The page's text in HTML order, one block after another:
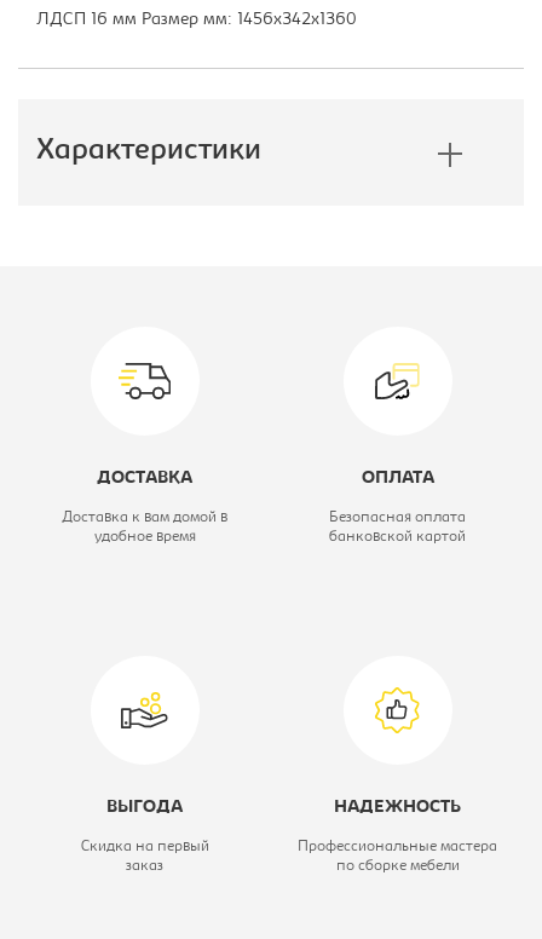
ЛДСП 16 мм Размер мм: 1456х342х1360
Характеристики
Высота, мм: 1360
желтый/
с нишей, фасады
закругленные
ДОСТАВКА
Доставка к вам домой в
удобное время
ОПЛАТА
Безопасная оплата
банковской картой
ВЫГОДА
Скидка на первый
заказ
НАДЕЖНОСТЬ
Профессиональные мастера
по сборке мебели